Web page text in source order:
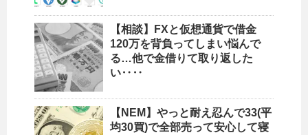
【相談】FXと仮想通貨で借金
120万を背負ってしまい悩んで
る…他で金借りて取り返した
い‥‥
【NEM】やっと耐え忍んで33(平
均30買)で全部売って安心して寝